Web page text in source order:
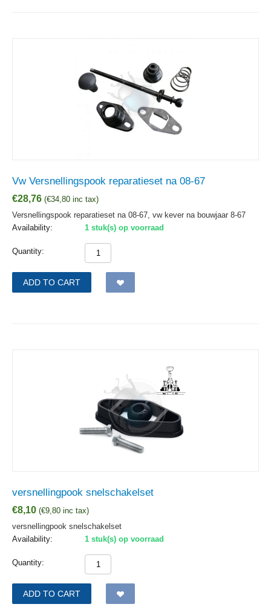
Vw Versnellingspook reparatieset na 08-67
€28,76 (€34,80 inc tax)
Versnellingspook reparatieset na 08-67, vw kever na bouwjaar 8-67
Availability:
1 stuk(s) op voorraad
Quantity:
ADD TO CART
versnellingpook snelschakelset
€8,10 (€9,80 inc tax)
versnellingpook snelschakelset
Availability:
1 stuk(s) op voorraad
Quantity:
ADD TO CART